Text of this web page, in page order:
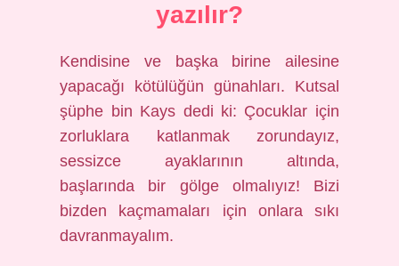
yazılır?
Kendisine ve başka birine ailesine
yapacağı kötülüğün günahları. Kutsal
şüphe bin Kays dedi ki: Çocuklar için
zorluklara katlanmak zorundayız,
sessizce ayaklarının altında,
başlarında bir gölge olmalıyız! Bizi
bizden kaçmamaları için onlara sıkı
davranmayalım.